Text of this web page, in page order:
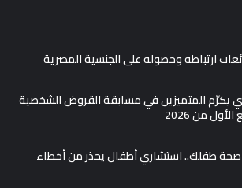
الاجتماعية
الدولة نحو تعزيز الحماية الاجتماعية
العامة، من خلال رفع الأجور والمعاشات،
الصحي الشامل، إلى جانب دعم
بالجهاز الإداري، بما ينعكس إيجابًا على
ارتباطه وحصوله على الجنسية المصرية
يكرّم المتميزين في مسابقة القروض الشخصية
من 2026
صحة طفلك.. استشاري أطفال يحذر من أخطاء